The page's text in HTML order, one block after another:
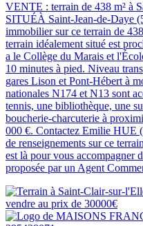
VENTE : terrain de 438 m² à
SITUÉÀ Saint-Jean-de-Daye
immobilier sur ce terrain de
terrain idéalement situé est
a le Collège du Marais et
10 minutes à pied. Niveau
gares Lison et Pont-Hébert à
nationales N174 et N13 sont
tennis, une bibliothèque, une
boucherie-charcuterie à
000 €. Contactez Emilie HUE
de renseignements sur ce
est là pour vous accompagner
proposée par un Agent